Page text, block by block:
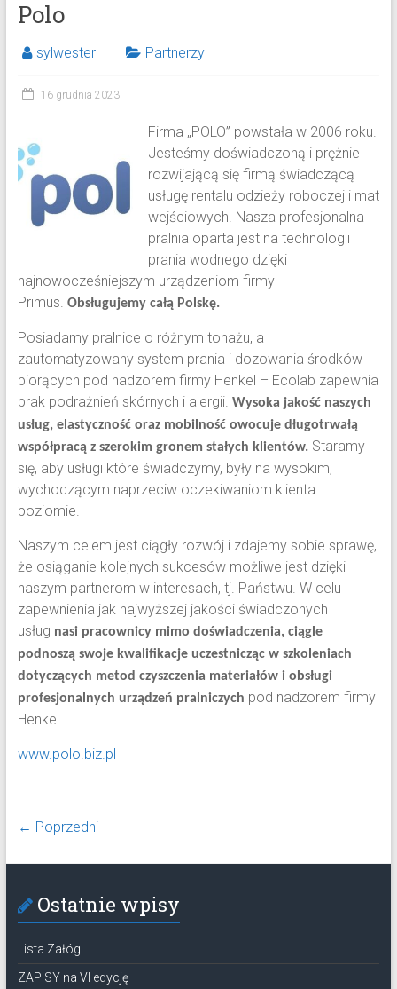
Polo
sylwester Partnerzy
16 grudnia 2023
Firma „POLO” powstała w 2006 roku.
Jesteśmy doświadczoną i prężnie
rozwijającą się firmą świadczącą
usługę rentalu odzieży roboczej i mat
wejściowych. Nasza profesjonalna
pralnia oparta jest na technologii
prania wodnego dzięki
najnowocześniejszym urządzeniom firmy
Primus. Obsługujemy całą Polskę.
Posiadamy pralnice o różnym tonażu, a
zautomatyzowany system prania i dozowania środków
piorących pod nadzorem firmy Henkel – Ecolab zapewnia
brak podrażnień skórnych i alergii. Wysoka jakość naszych
usług, elastyczność oraz mobilność owocuje długotrwałą
współpracą z szerokim gronem stałych klientów.Staramy
się, aby usługi które świadczymy, były na wysokim,
wychodzącym naprzeciw oczekiwaniom klienta
poziomie.
Naszym celem jest ciągły rozwój i zdajemy sobie sprawę,
że osiąganie kolejnych sukcesów możliwe jest dzięki
naszym partnerom w interesach, tj. Państwu. W celu
zapewnienia jak najwyższej jakości świadczonych
usług nasi pracownicy mimo doświadczenia, ciągle
podnoszą swoje kwalifikacje uczestnicząc w szkoleniach
dotyczących metod czyszczenia materiałów i obsługi
profesjonalnych urządzeń pralniczych pod nadzorem firmy
Henkel.
www.polo.biz.pl
← Poprzedni
Ostatnie wpisy
Lista Załóg
ZAPISY na VI edycję